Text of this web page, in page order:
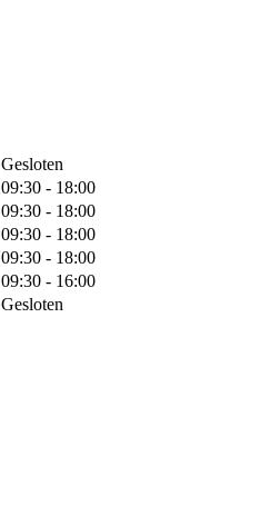
Gesloten
09:30 - 18:00
09:30 - 18:00
09:30 - 18:00
09:30 - 18:00
09:30 - 16:00
Gesloten